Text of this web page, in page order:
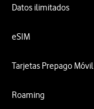
Datos ilimitados
eSIM
Tarjetas Prepago Móvil
Roaming